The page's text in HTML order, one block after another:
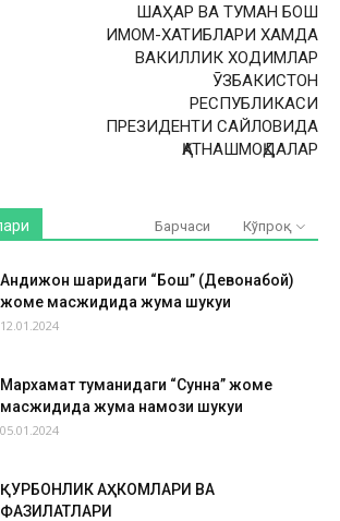
ШАҲАР ВА ТУМАН БОШ
ИМОМ-ХАТИБЛАРИ ХАМДА
ВАКИЛЛИК ХОДИМЛАР
ӮЗБАКИСТОН
РЕСПУБЛИКАСИ
ПРЕЗИДЕНТИ САЙЛОВИДА
ҚАТНАШМОҚДАЛАР
Барчаси Кўпроқ
Андижон шаҳридаги “Бош” (Девонабой)
жоме масжидида жума шукуҳи
12.01.2024
Мархамат туманидаги “Сунна” жоме
масжидида жума намози шукуҳи
05.01.2024
ҚУРБОНЛИК АҲКОМЛАРИ ВА
ФАЗИЛАТЛАРИ